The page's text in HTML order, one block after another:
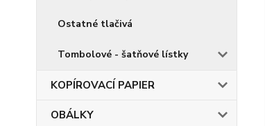
Ostatné tlačivá
Tombolové - šatňové lístky
KOPÍROVACÍ PAPIER
OBÁLKY